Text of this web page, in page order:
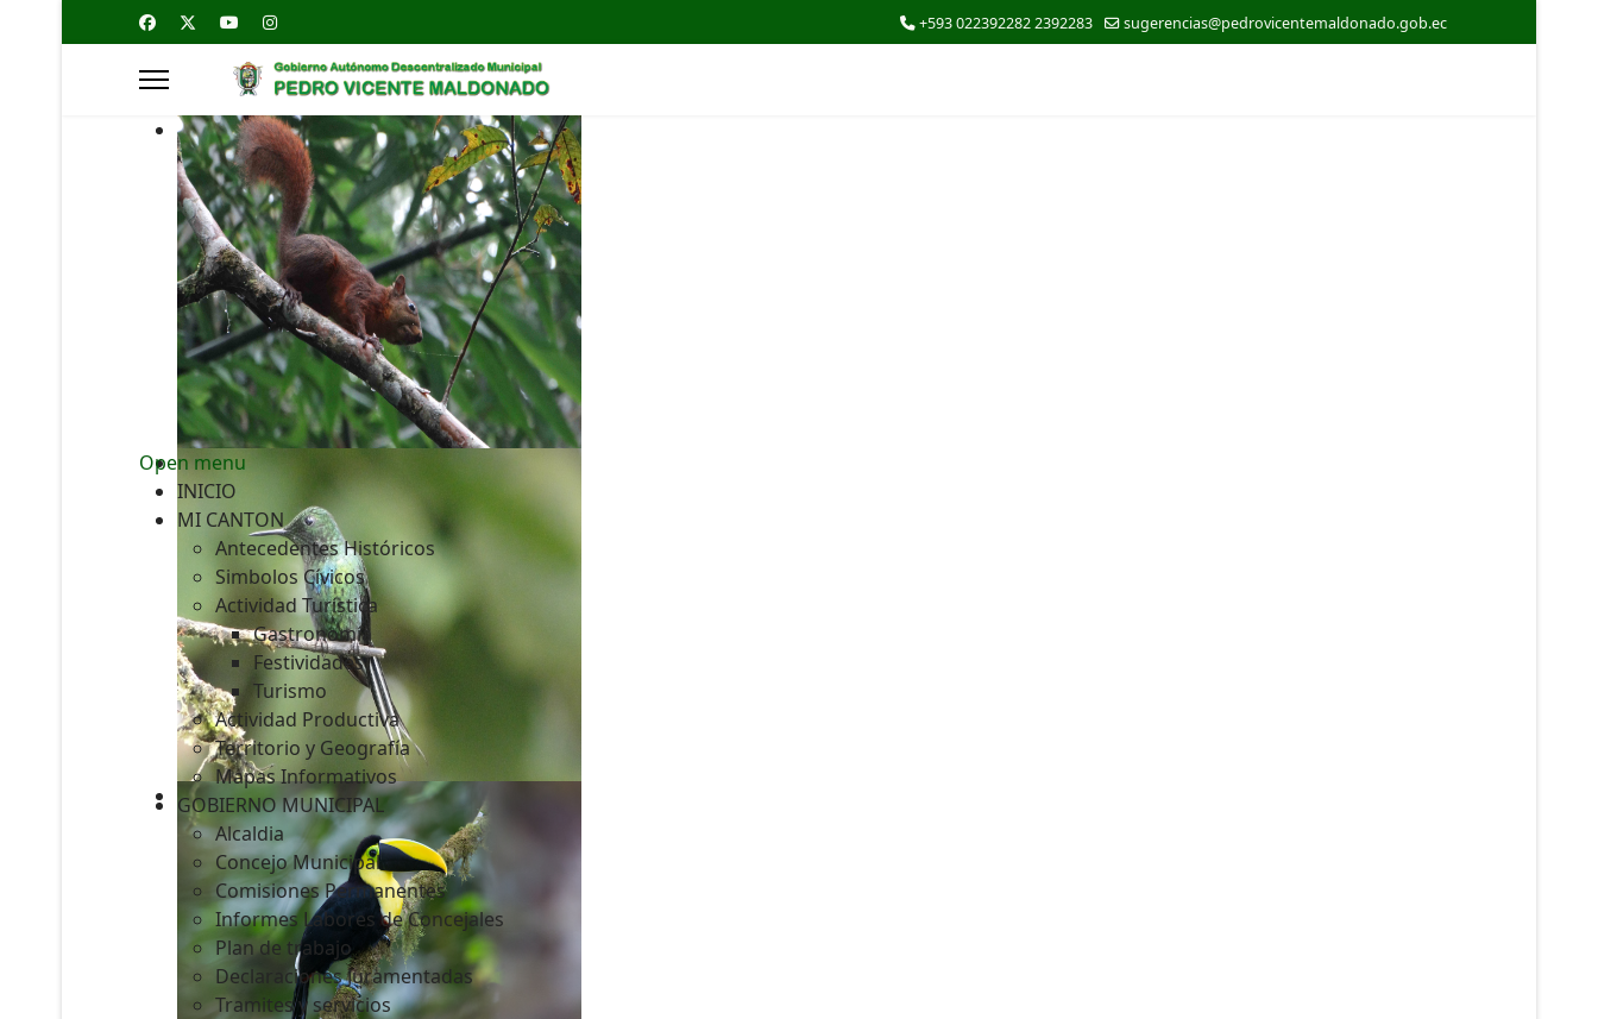
+593 022392282 2392283 sugerencias@pedrovicentemaldonado.gob.ec
Open menu
INICIO
MI CANTON
Antecedentes Históricos
Simbolos Cívicos
Actividad Turística
Gastronomía
Festividades
Turismo
Actividad Productiva
Territorio y Geografía
Mapas Informativos
GOBIERNO MUNICIPAL
Alcaldia
Concejo Municipal
Comisiones Permanentes
Informes Labores de Concejales
Plan de trabajo
Declaraciones Juramentadas
Tramites y servicios